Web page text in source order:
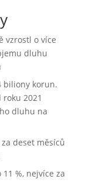
vzrostl o více
dluhu
biliony korun.
2021
dluhu na
deset měsíců
%, nejvíce za